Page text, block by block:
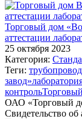
Торговый дом
аттестации
25 октября 2023
Категория:
Теги:
завод»
контроль
ОАО «Торговый
Свидетельство об